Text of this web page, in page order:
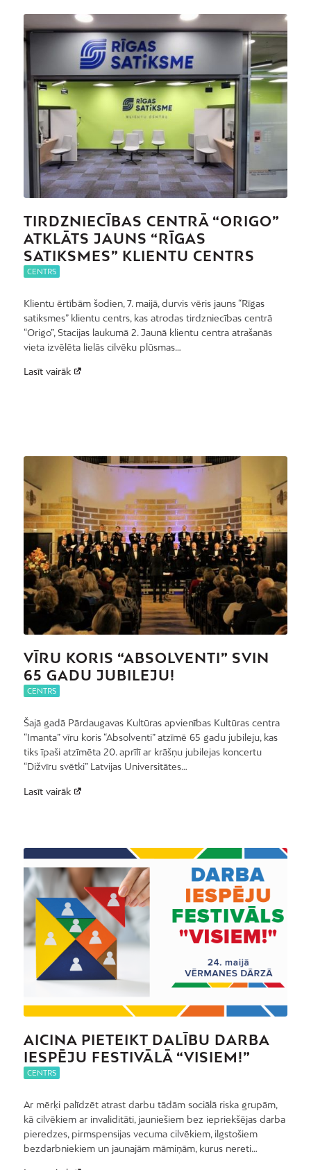
TIRDZNIECĪBAS CENTRĀ “ORIGO”
ATKLĀTS JAUNS “RĪGAS
SATIKSMES” KLIENTU CENTRS
CENTRS
Klientu ērtībām šodien, 7. maijā, durvis vēris jauns “Rīgas
satiksmes” klientu centrs, kas atrodas tirdzniecības centrā
“Origo”, Stacijas laukumā 2. Jaunā klientu centra atrašanās
vieta izvēlēta lielās cilvēku plūsmas…
Lasīt vairāk
VĪRU KORIS “ABSOLVENTI” SVIN
65 GADU JUBILEJU!
CENTRS
Šajā gadā Pārdaugavas Kultūras apvienības Kultūras centra
“Imanta” vīru koris “Absolventi” atzīmē 65 gadu jubileju, kas
tiks īpaši atzīmēta 20. aprīlī ar krāšņu jubilejas koncertu
“Dižvīru svētki” Latvijas Universitātes…
Lasīt vairāk
AICINA PIETEIKT DALĪBU DARBA
IESPĒJU FESTIVĀLĀ “VISIEM!”
CENTRS
Ar mērķi palīdzēt atrast darbu tādām sociālā riska grupām,
kā cilvēkiem ar invaliditāti, jauniešiem bez iepriekšējas darba
pieredzes, pirmspensijas vecuma cilvēkiem, ilgstošiem
bezdarbniekiem un jaunajām māmiņām, kurus nereti…